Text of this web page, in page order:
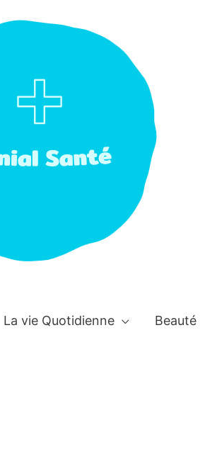
La vie Quotidienne Beauté